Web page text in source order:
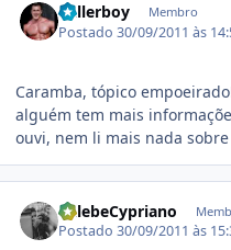
Ballerboy Membro
Postado30/09/2011 às
Caramba, tópico
alguém tem mais
ouvi, nem li mais nada sobre
CalebeCypriano
Postado30/09/2011 às